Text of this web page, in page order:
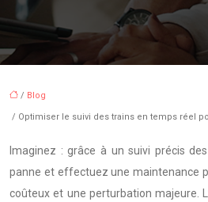
/ Blog
/ Optimiser le suivi des trains en temps réel
Imaginez : grâce à un suivi précis
panne et effectuez une maintenance
coûteux et une perturbation majeure.